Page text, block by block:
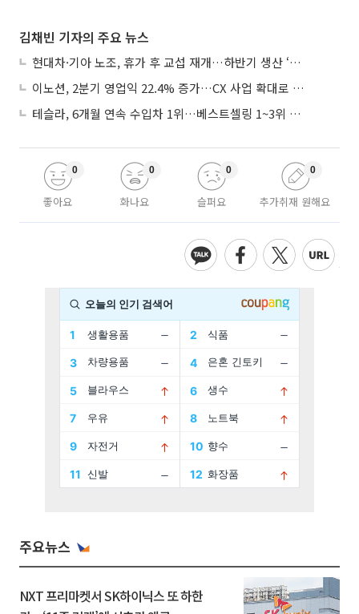
김채빈 기자의 주요 뉴스
현대차·기아 노조, 휴가 후 교섭 재개…하반기 생산 ‘분수령’
이노션, 2분기 영업익 22.4% 증가…CX 사업 확대로 성장세 지속
테슬라, 6개월 연속 수입차 1위…베스트셀링 1~3위 싹쓸이
좋아요
0
화나요
0
슬퍼요
0
추가취재 원해요
0
주요뉴스
NXT 프리마켓서 SK하이닉스 또 하한